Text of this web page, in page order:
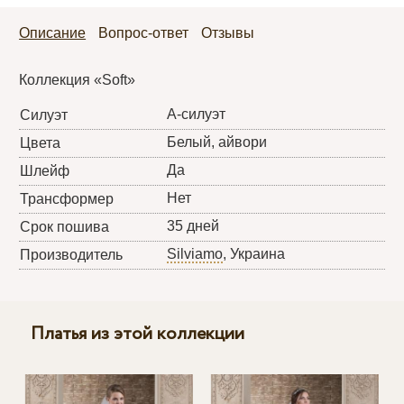
Описание Вопрос-ответ Отзывы
Коллекция «Soft»
Силуэт
А-силуэт
Цвета
Белый, айвори
Шлейф
Да
Трансформер
Нет
Срок пошива
35 дней
Производитель
Silviamo, Украина
Платья из этой коллекции